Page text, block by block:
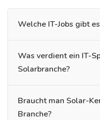
Welche IT-Jobs gibt
Was verdient ein IT-
Solarbranche?
Braucht man Solar-
Branche?